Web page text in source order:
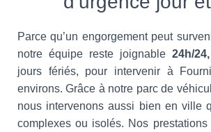
Parce qu’un engorgement peut
notre équipe reste joignable 24h/
jours fériés, pour intervenir à
environs. Grâce à notre parc de
nous intervenons aussi bien en ville
complexes ou isolés. Nos